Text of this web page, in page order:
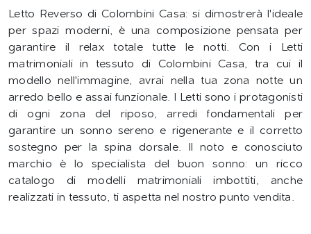
Letto Reverso di Colombini Casa: si dimostrerà l'ideale
per spazi moderni, è una composizione pensata per
garantire il relax totale tutte le notti. Con i Letti
matrimoniali in tessuto di Colombini Casa, tra cui il
modello nell'immagine, avrai nella tua zona notte un
arredo bello e assai funzionale. I Letti sono i protagonisti
di ogni zona del riposo, arredi fondamentali per
garantire un sonno sereno e rigenerante e il corretto
sostegno per la spina dorsale. Il noto e conosciuto
marchio è lo specialista del buon sonno: un ricco
catalogo di modelli matrimoniali imbottiti, anche
realizzati in tessuto, ti aspetta nel nostro punto vendita.